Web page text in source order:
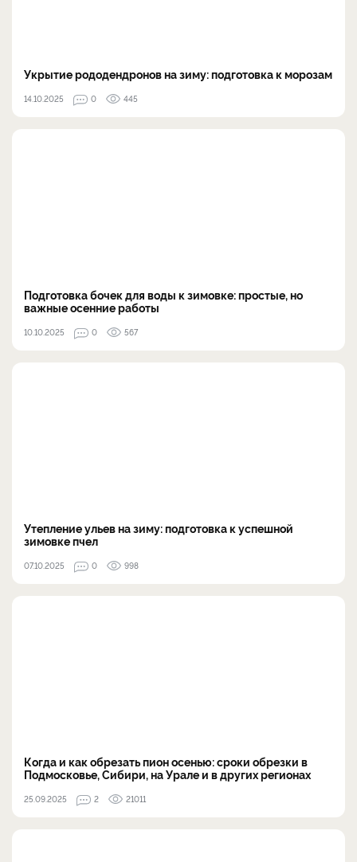
Укрытие рододендронов на зиму: подготовка к морозам
14.10.2025 0 445
Подготовка бочек для воды к зимовке: простые, но
важные осенние работы
10.10.2025 0 567
Утепление ульев на зиму: подготовка к успешной
зимовке пчел
07.10.2025 0 998
Когда и как обрезать пион осенью: сроки обрезки в
Подмосковье, Сибири, на Урале и в других регионах
25.09.2025 2 21011